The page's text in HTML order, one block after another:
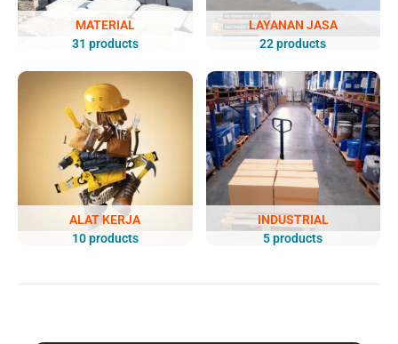
MATERIAL
31 products
LAYANAN JASA
22 products
ALAT KERJA
10 products
INDUSTRIAL
5 products